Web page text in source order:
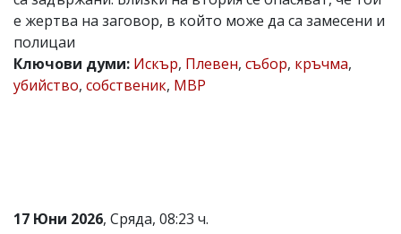
Коментарите
статиите
се
въвеждат
за
тях!
е жертва на заговор, в който може да са замесени и
полицаи
Ключови думи: Искър, Плевен, събор, кръчма,
убийство, собственик, МВР
17 Юни 2026, Сряда, 08:23 ч.